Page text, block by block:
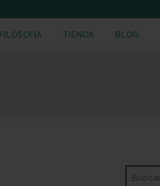
FILOSOFÍA TIENDA BLOG